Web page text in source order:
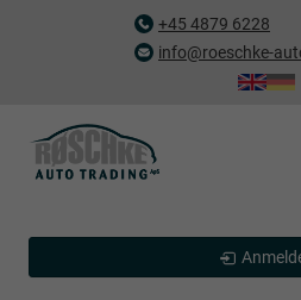
+45 4879 6228
info@roeschke-